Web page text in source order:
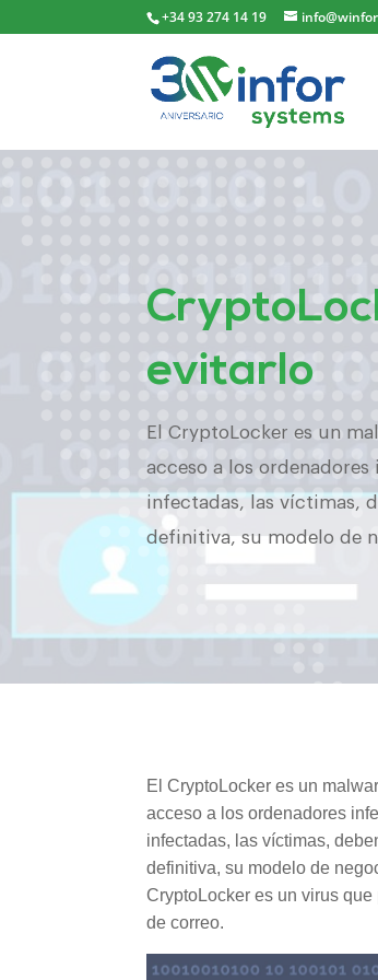
+34 93 274 14 19
evitarlo
El CryptoLocker es un
acceso a los
infectadas, las víctimas,
definitiva, su modelo de
El CryptoLocker es un
acceso a los ordenadores
infectadas, las víctimas,
definitiva, su modelo de
CryptoLocker es un virus
de correo.